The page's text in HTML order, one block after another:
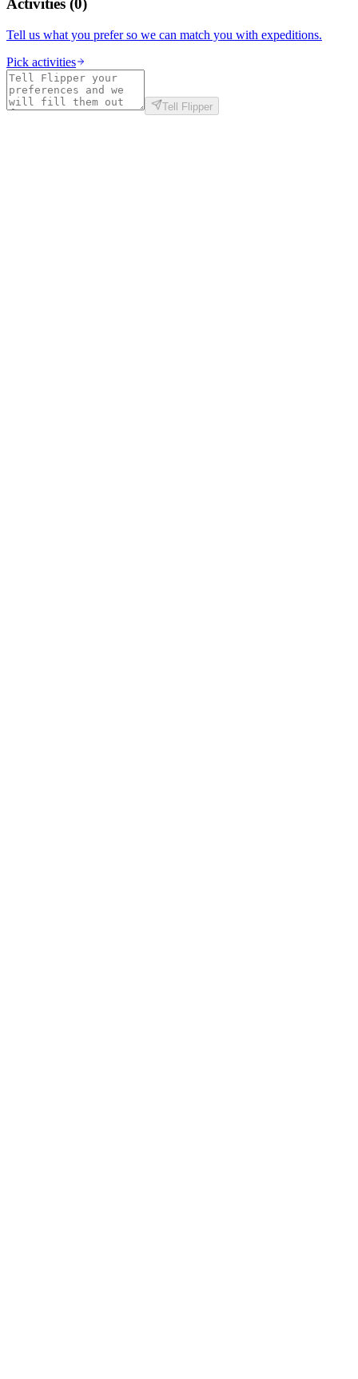
Activities (0)
Tell us what you prefer so we can match you with expeditions.
Pick activities
Tell Flipper